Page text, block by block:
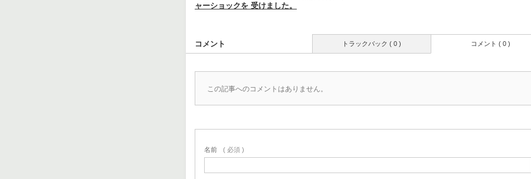
ャーショックを 受けました。
コメント トラックバック ( 0 ) コメント ( 0 )
この記事へのコメントはありません。
名前 ( 必須 )